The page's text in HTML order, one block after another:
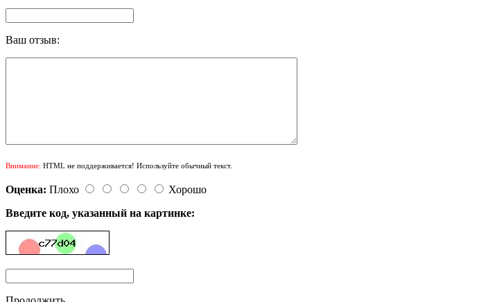
Ваш отзыв:
Внимание: HTML не поддерживается! Используйте обычный текст.
Оценка: Плохо
Хорошо
Введите код, указанный на картинке: